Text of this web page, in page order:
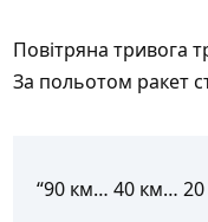
Повітряна тривога
За польотом ракет
“90 км… 40 км… 20